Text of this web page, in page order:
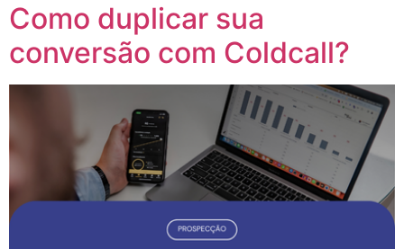
Como duplicar sua
conversão com Coldcall?